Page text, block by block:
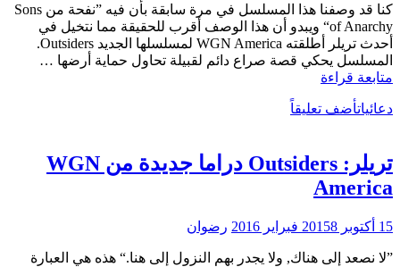
كنا قد وصفنا هذا المسلسل في مرة سابقة بأن فيه ”نفحة من Sons
of Anarchy“ ويبدو أن هذا الوصف أقرب للحقيقة مما نتخيل في
أحدث تريلر أطلقته WGN America لمسلسلها الجديد Outsiders.
المسلسل يحكي قصة صراع دائم لقبيلة تحاول حماية أرضها …
متابعة قراءة
تعلن
Outsiders
في
تريلر
دعائياتأضف تعليقاً
تريلر: Outsiders دراما جديدة من WGN
America
15 أكتوبر 2015 8 فبراير 2016 رضوان
”لا نصعد إلى هناك, ولا يجدر بهم النزول إلى هنا.“ هذه هي العبارة